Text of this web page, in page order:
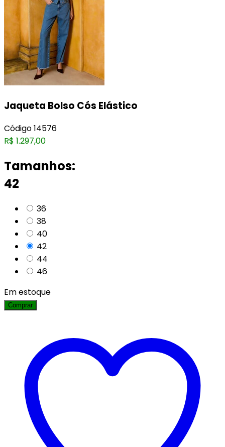
Jaqueta Bolso Cós Elástico
Código14576
R$ 1.297,00
Tamanhos:
42
36
38
40
42
44
46
Em estoque
Comprar